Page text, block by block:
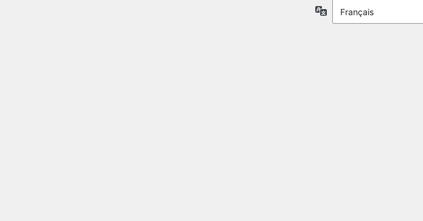
Langue